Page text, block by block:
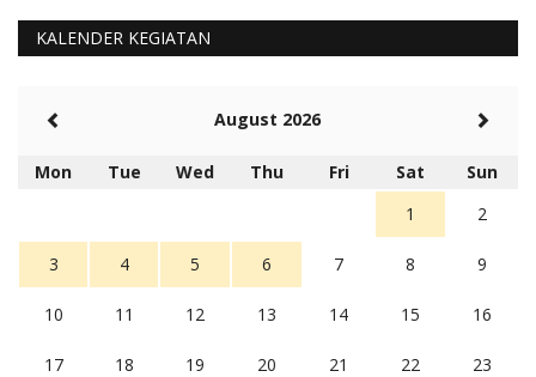
KALENDER KEGIATAN
August 2026
Mon Tue Wed Thu Fri Sat
Sun
1
2
3 4 5 6 7 8 9
10 11 12 13 14 15 16
17 18 19 20 21 22 23